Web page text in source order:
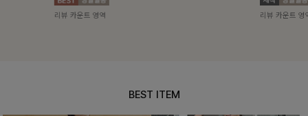
리뷰 카운트 영역 리뷰 카운트 영
BEST ITEM